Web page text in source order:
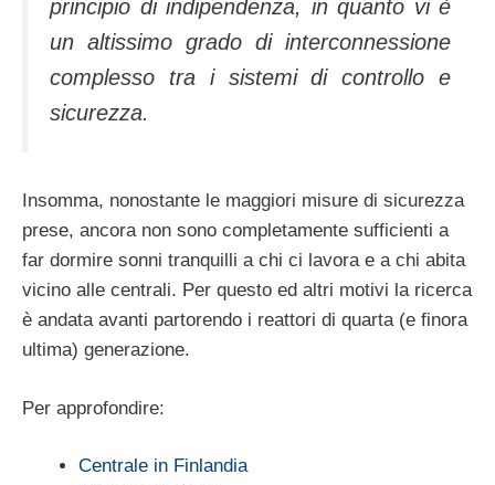
principio di indipendenza, in quanto vi è
un altissimo grado di interconnessione
complesso tra i sistemi di controllo e
sicurezza.
Insomma, nonostante le maggiori misure di sicurezza
prese, ancora non sono completamente sufficienti a
far dormire sonni tranquilli a chi ci lavora e a chi abita
vicino alle centrali. Per questo ed altri motivi la ricerca
è andata avanti partorendo i reattori di quarta (e finora
ultima) generazione.
Per approfondire:
Centrale in Finlandia